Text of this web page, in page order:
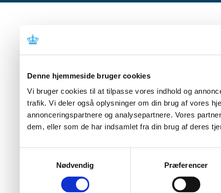
Denne hjemmeside bruger cookies
Vi bruger cookies til at tilpasse vores indhold og
trafik. Vi deler også oplysninger om din brug af vores
annonceringspartnere og analysepartnere. Vores
dem, eller som de har indsamlet fra din brug af deres
Nødvendig
Præferencer